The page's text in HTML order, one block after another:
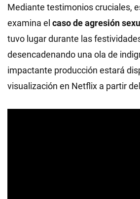
Mediante testimonios cruciales,
examina el caso de agresión
tuvo lugar durante las
desencadenando una ola de
impactante producción estará
visualización en Netflix a partir del